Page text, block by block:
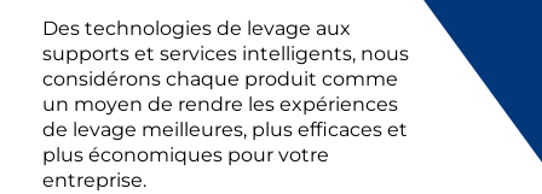
Des technologies de levage aux
supports et services intelligents, nous
considérons chaque produit comme
un moyen de rendre les expériences
de levage meilleures, plus efficaces et
plus économiques pour votre
entreprise.